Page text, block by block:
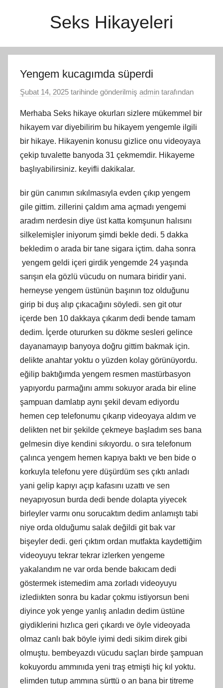
Seks Hikayeleri
Yengem kucagımda süperdi
Şubat 14, 2025 tarihinde gönderilmiş admin tarafından
Merhaba Seks hikaye okurları sizlere mükemmel bir
hikayem var diyebilirim bu hikayem yengemle ilgili
bir hikaye. Hikayenin konusu gizlice onu videoyaya
çekip tuvalette banyoda 31 çekmemdir. Hikayeme
başlıyabilirsiniz. keyifli dakikalar.
bir gün canımın sıkılmasıyla evden çıkıp yengem
gile gittim. zillerini çaldım ama açmadı yengemi
aradım nerdesin diye üst katta komşunun halısını
silkelemişler iniyorum şimdi bekle dedi. 5 dakka
bekledim o arada bir tane sigara içtim. daha sonra
yengem geldi içeri girdik yengemde 24 yaşında
sarışın ela gözlü vücudu on numara biridir yani.
herneyse yengem üstünün başının toz olduğunu
girip bi duş alıp çıkacağını söyledi. sen git otur
içerde ben 10 dakkaya çıkarım dedi bende tamam
dedim. İçerde otururken su dökme sesleri gelince
dayanamayıp banyoya doğru gittim bakmak için.
delikte anahtar yoktu o yüzden kolay görünüyordu.
eğilip baktığımda yengem resmen mastürbasyon
yapıyordu parmağını ammı sokuyor arada bir eline
şampuan damlatıp aynı şekil devam ediyordu
hemen cep telefonumu çıkarıp videoyaya aldım ve
delikten net bir şekilde çekmeye başladım ses bana
gelmesin diye kendini sıkıyordu. o sıra telefonum
çalınca yengem hemen kapıya baktı ve ben bide o
korkuyla telefonu yere düşürdüm ses çıktı anladı
yani gelip kapıyı açıp kafasını uzattı ve sen
neyapıyosun burda dedi bende dolapta yiyecek
birleyler varmı onu sorucaktım dedim anlamıştı tabi
niye orda olduğumu salak değildi git bak var
bişeyler dedi. geri çıktım ordan mutfakta kaydettiğim
videoyuyu tekrar tekrar izlerken yengeme
yakalandım ne var orda bende bakıcam dedi
göstermek istemedim ama zorladı videoyuyu
izlediıkten sonra bu kadar çokmu istiyorsun beni
diyince yok yenge yanlış anladın dedim üstüne
giydiklerini hızlıca geri çıkardı ve öyle videoyada
olmaz canlı bak böyle iyimi dedi sikim direk gibi
olmuştu. bembeyazdı vücudu saçları birde şampuan
kokuyordu ammınıda yeni traş etmişti hiç kıl yoktu.
elimden tutup ammına sürttü o an bana bir titreme